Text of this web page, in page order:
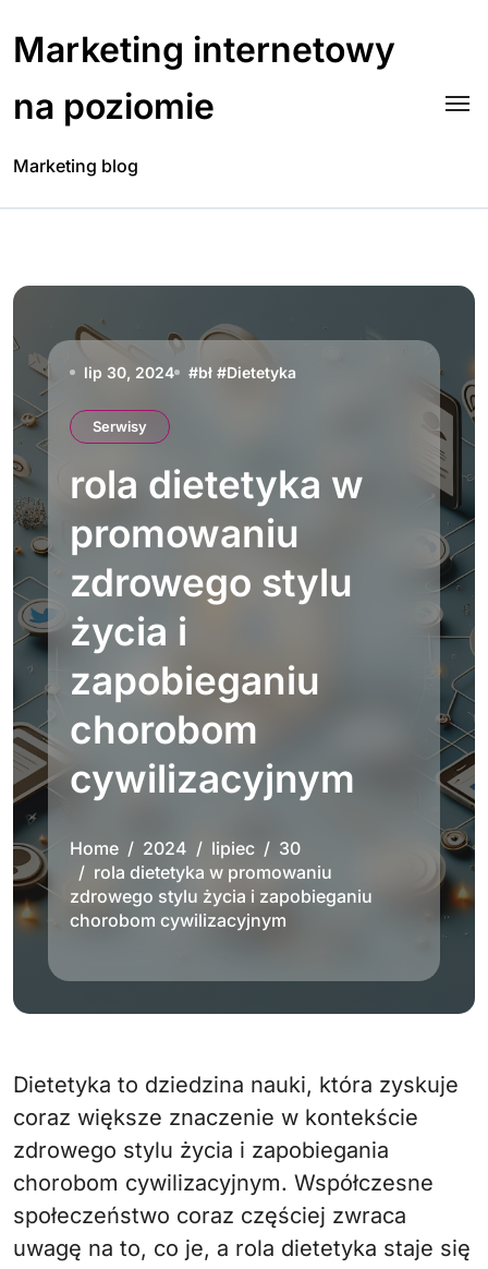
content
Marketing internetowy
na poziomie
Marketing blog
lip 30, 2024 #bł #Dietetyka
Serwisy
rola dietetyka w
promowaniu
zdrowego stylu
życia i
zapobieganiu
chorobom
cywilizacyjnym
Home 2024 lipiec
30
rola dietetyka w promowaniu
zdrowego stylu życia i zapobieganiu
chorobom cywilizacyjnym
Dietetyka to dziedzina nauki, która zyskuje
coraz większe znaczenie w kontekście
zdrowego stylu życia i zapobiegania
chorobom cywilizacyjnym. Współczesne
społeczeństwo coraz częściej zwraca
uwagę na to, co je, a rola dietetyka staje się